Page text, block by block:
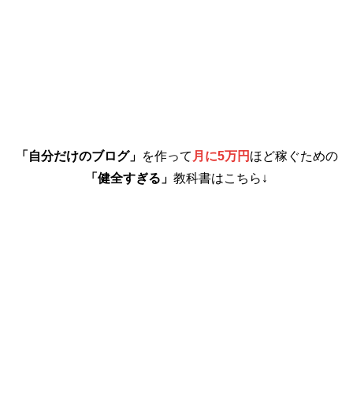
「自分だけのブログ」 を作って 月に5万円 ほど稼ぐための
「健全すぎる」 教科書はこちら↓